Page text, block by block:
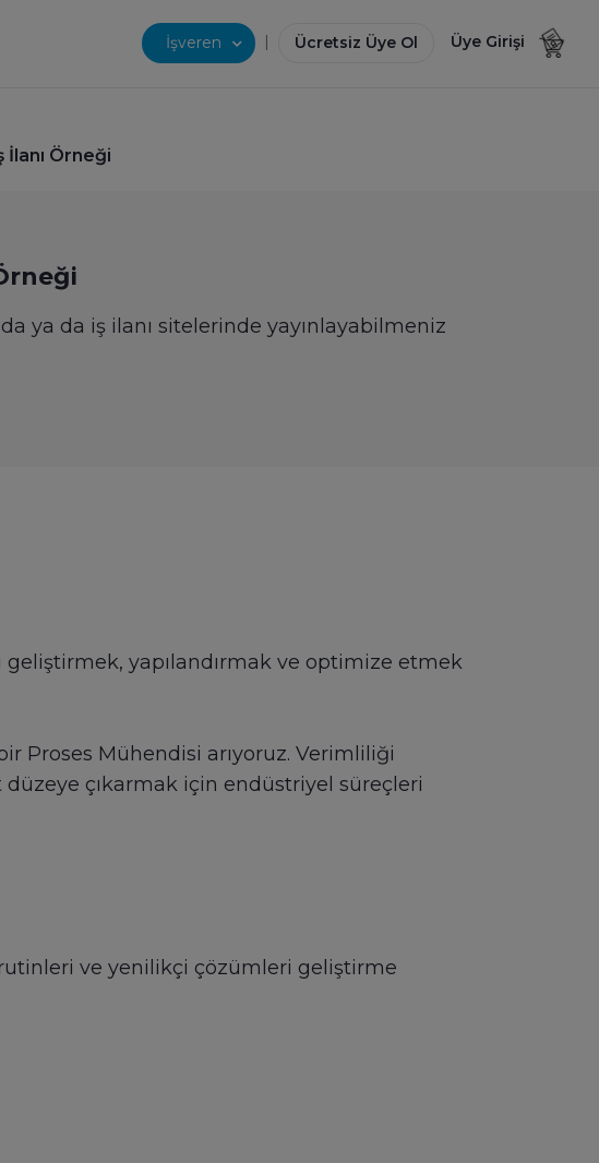
İşveren | Ücretsiz Üye Ol Üye Girişi
Örneği
ya da iş ilanı sitelerinde yayınlayabilmeniz
yapılandırmak ve optimize etmek
Proses Mühendisi arıyoruz. Verimliliği
çıkarmak için endüstriyel süreçleri
ve yenilikçi çözümleri geliştirme